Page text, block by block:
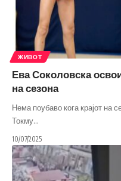
ЖИВОТ
Ева Соколовска
на сезона
Нема поубаво кога крајот на
Токму…
10/07/2025